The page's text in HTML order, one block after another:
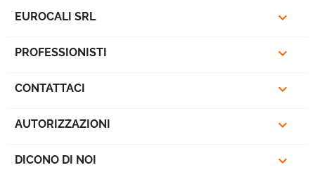
EUROCALI SRL 
PROFESSIONISTI 
CONTATTACI 
AUTORIZZAZIONI 
DICONO DI NOI 